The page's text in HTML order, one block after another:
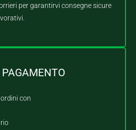
per garantirvi consegne sicure
con